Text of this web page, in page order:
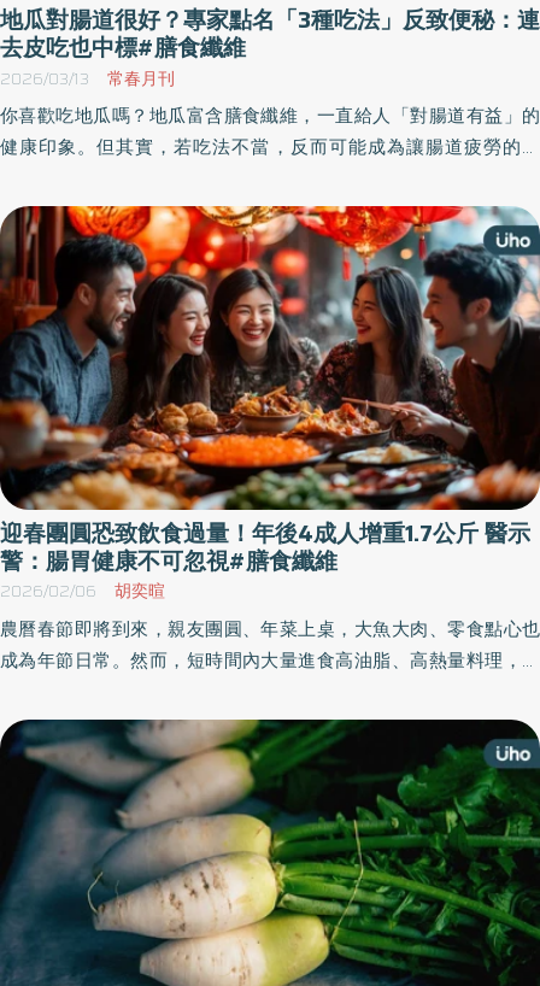
地瓜對腸道很好？專家點名「3種吃法」反致便秘：連
去皮吃也中標#膳食纖維
2026/03/13 常春月刊
你喜歡吃地瓜嗎？地瓜富含膳食纖維，一直給人「對腸道有益」的
健康印象。但其實，若吃法不當，反而可能成為讓腸道疲勞的原
應該避免的地瓜吃法，並同時提供更友善腸道的調整建議。
迎春團圓恐致飲食過量！年後4成人增重1.7公斤 醫示
警：腸胃健康不可忽視#膳食纖維
2026/02/06 胡奕暄
農曆春節即將到來，親友團圓、年菜上桌，大魚大肉、零食點心也
成為年節日常。然而，短時間內大量進食高油脂、高熱量料理，不
醫師特別提醒，民眾在享受年節美食、歡慶團圓的同時，也別忽略
消化道健康的重要性。 團圓美食危機！蔬果攝取不足+高油飲食 腸
胃壓力拉警報 春節期間，油炸食物、年節點心、含糖飲料的頻繁攝
取，都容易導致熱量攝取過剩。根據衛福部國健署統計，約四成民
眾在節後體平均增加1.7公斤1，凸顯年節高熱量飲食對身體造成的影
響。楊士豪醫師也表示，節後門診中，常有民眾出現脹氣、排便不
順等腸胃不適症狀，不僅影響生活品質，更反映出消化道在年節期
間承受的負擔明顯增加。 楊士豪醫師進一步提醒，造成腸胃不適的
關鍵，除了吃得多，更與「吃得不均衡」有關。根據國健署調查，